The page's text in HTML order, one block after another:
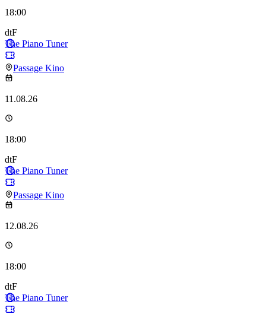
18:00
dtF
The Piano Tuner
Passage Kino
11.08.26
18:00
dtF
The Piano Tuner
Passage Kino
12.08.26
18:00
dtF
The Piano Tuner